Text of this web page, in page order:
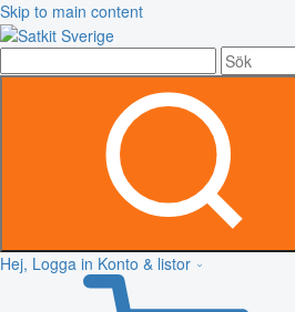
Skip to main content
Hej, Logga in Konto & listor